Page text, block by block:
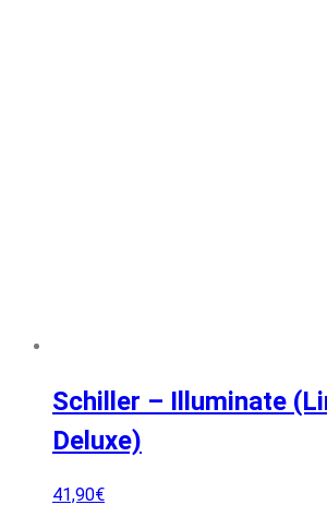
Schiller – Illuminate
Deluxe)
41,90€